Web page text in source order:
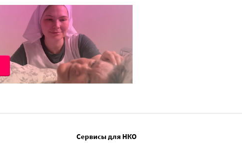
Сервисы для НКО